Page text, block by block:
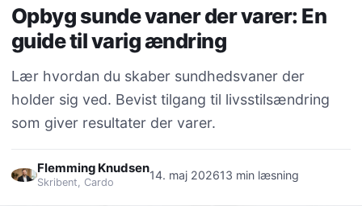
Opbyg sunde vaner der varer: En
guide til varig ændring
Lær hvordan du skaber sundhedsvaner der
holder sig ved. Bevist tilgang til livsstilsændring
som giver resultater der varer.
Flemming Knudsen
Skribent, Cardo
14. maj 202613 min læsning